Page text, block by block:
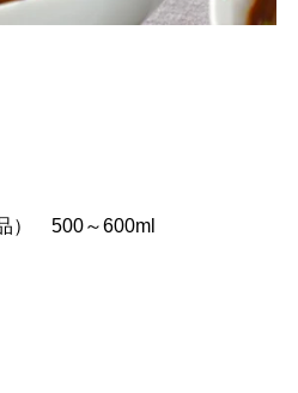
） 500～600ml